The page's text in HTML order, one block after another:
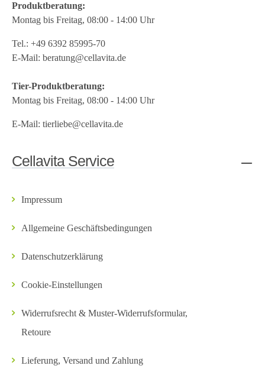
Produktberatung:
Montag bis Freitag, 08:00 - 14:00 Uhr
Tel.: +49 6392 85995-70
E-Mail: beratung@cellavita.de
Tier-Produktberatung:
Montag bis Freitag, 08:00 - 14:00 Uhr
E-Mail: tierliebe@cellavita.de
Cellavita Service
Impressum
Allgemeine Geschäftsbedingungen
Datenschutzerklärung
Cookie-Einstellungen
Widerrufsrecht & Muster-Widerrufsformular,
Retoure
Lieferung, Versand und Zahlung